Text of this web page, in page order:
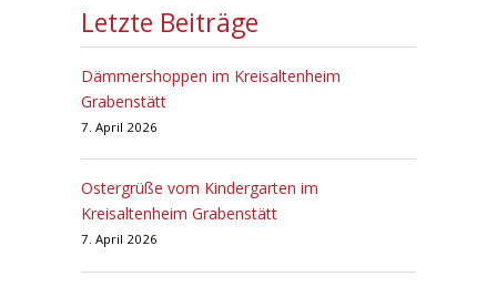
Letzte Beiträge
Dämmershoppen im Kreisaltenheim
Grabenstätt
7. April 2026
Ostergrüße vom Kindergarten im
Kreisaltenheim Grabenstätt
7. April 2026